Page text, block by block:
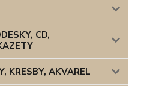
CD,
KRESBY, AKVAREL